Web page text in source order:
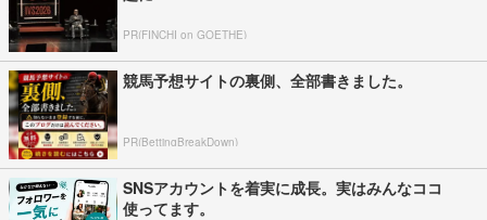
PR(FINCHI on GOETHE)
競馬予想サイトの裏側、全部書きました。
PR(BettingBreakDown)
SNSアカウントを着実に成長。実はみんなココ
使ってます。